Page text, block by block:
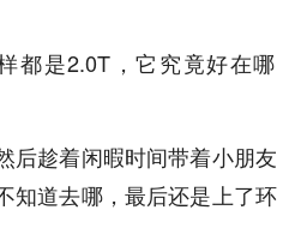
后趁着闲暇时间带着小朋友
知道去哪，最后还是上了环